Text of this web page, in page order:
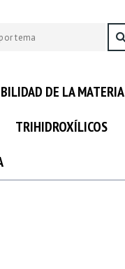
DE LA MATERIA
TRIHIDROXÍLICOS